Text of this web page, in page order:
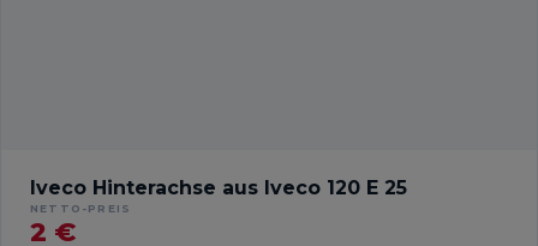
Iveco Hinterachse aus Iveco 120 E 25
NETTO-PREIS
2 €